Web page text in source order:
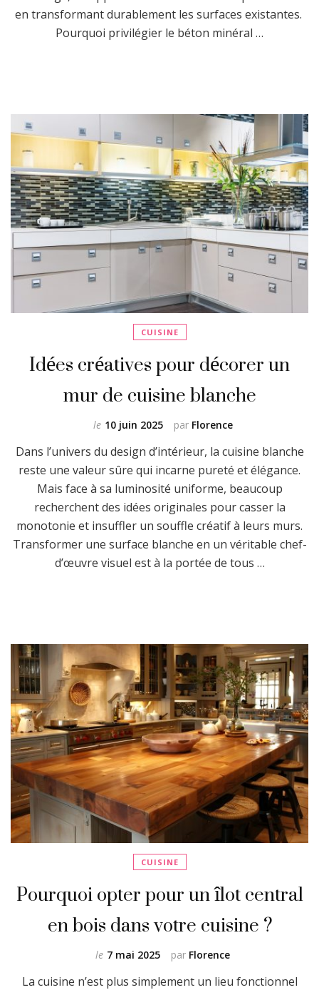
en transformant durablement les surfaces existantes.
Pourquoi privilégier le béton minéral …
CUISINE
Idées créatives pour décorer un
mur de cuisine blanche
par Florence
le 10 juin 2025
Dans l’univers du design d’intérieur, la cuisine blanche
reste une valeur sûre qui incarne pureté et élégance.
Mais face à sa luminosité uniforme, beaucoup
recherchent des idées originales pour casser la
monotonie et insuffler un souffle créatif à leurs murs.
Transformer une surface blanche en un véritable chef-
d’œuvre visuel est à la portée de tous …
CUISINE
Pourquoi opter pour un îlot central
en bois dans votre cuisine ?
par Florence
le 7 mai 2025
La cuisine n’est plus simplement un lieu fonctionnel